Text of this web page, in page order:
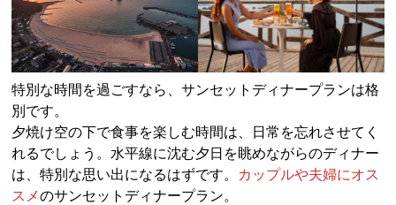
特別な時間を過ごすなら、サンセットディナープランは格
別です。
夕焼け空の下で食事を楽しむ時間は、日常を忘れさせてく
れるでしょう。水平線に沈む夕日を眺めながらのディナー
は、特別な思い出になるはずです。 カップルや夫婦にオス
スメのサンセットディナープラン。